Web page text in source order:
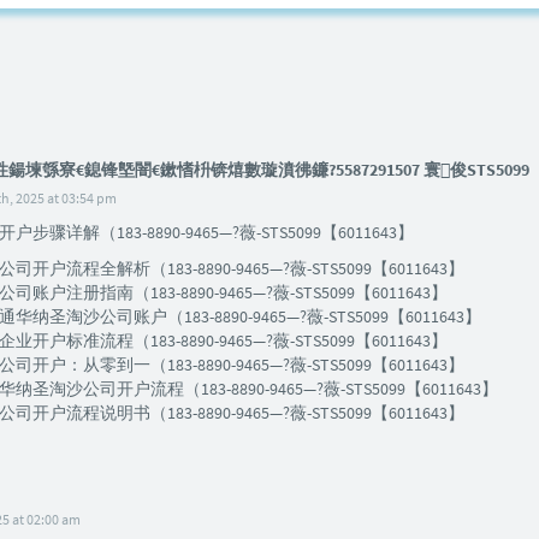
堜綔寮€鎴锋墍闇€鏉愭枡锛熺數璇濆彿鐮?5587291507 寰俊STS5099
2025 at 03:54 pm
户步骤详解（183-8890-9465—?薇-STS5099【6011643】
司开户流程全解析（183-8890-9465—?薇-STS5099【6011643】
司账户注册指南（183-8890-9465—?薇-STS5099【6011643】
华纳圣淘沙公司账户（183-8890-9465—?薇-STS5099【6011643】
业开户标准流程（183-8890-9465—?薇-STS5099【6011643】
司开户：从零到一（183-8890-9465—?薇-STS5099【6011643】
纳圣淘沙公司开户流程（183-8890-9465—?薇-STS5099【6011643】
司开户流程说明书（183-8890-9465—?薇-STS5099【6011643】
at 02:00 am